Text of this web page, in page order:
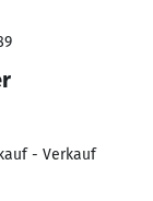
- Verkauf